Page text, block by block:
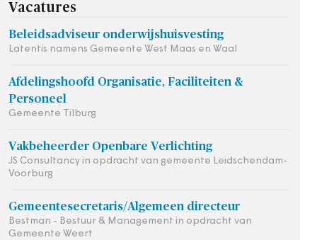
Vacatures
Beleidsadviseur onderwijshuisvesting
Latentis namens Gemeente West Maas en Waal
Afdelingshoofd Organisatie, Faciliteiten &
Personeel
Gemeente Tilburg
Vakbeheerder Openbare Verlichting
JS Consultancy in opdracht van gemeente Leidschendam-
Voorburg
Gemeentesecretaris/Algemeen directeur
Bestman - Bestuur & Management in opdracht van
Gemeente Weert